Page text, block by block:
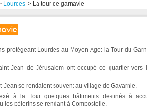
Lourdes > La tour de garnavie
protégeant Lourdes au Moyen Age: la Tour du
Jean de Jérusalem ont occupé ce quartier vers
Jean se rendaient souvent au village de Gavarnie.
à la Tour quelques bâtiments destinés à
les pèlerins se rendant à Compostelle.